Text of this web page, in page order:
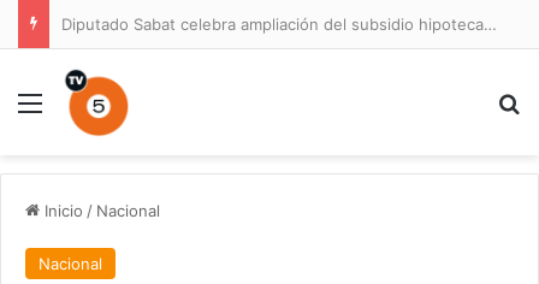
Diputado Sabat celebra ampliación del subsidio hipotecario con viviendas de hasta 6.000 UF
Menú
Inicio / Nacional
Nacional